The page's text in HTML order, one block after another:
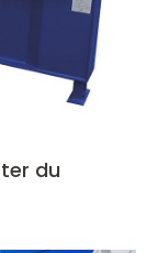
du